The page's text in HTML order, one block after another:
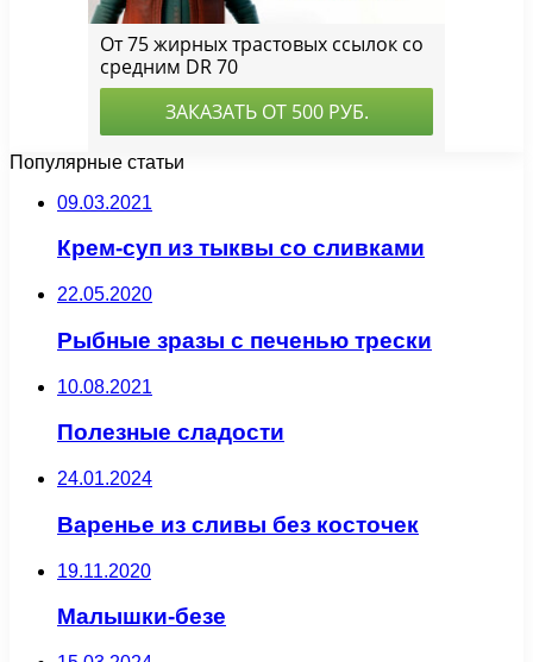
Популярные статьи
09.03.2021
Крем-суп из тыквы со сливками
22.05.2020
Рыбные зразы с печенью трески
10.08.2021
Полезные сладости
24.01.2024
Варенье из сливы без косточек
19.11.2020
Малышки-безе